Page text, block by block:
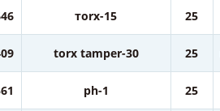
тorx-15 25
torx tamper-30 25
ph-1 25